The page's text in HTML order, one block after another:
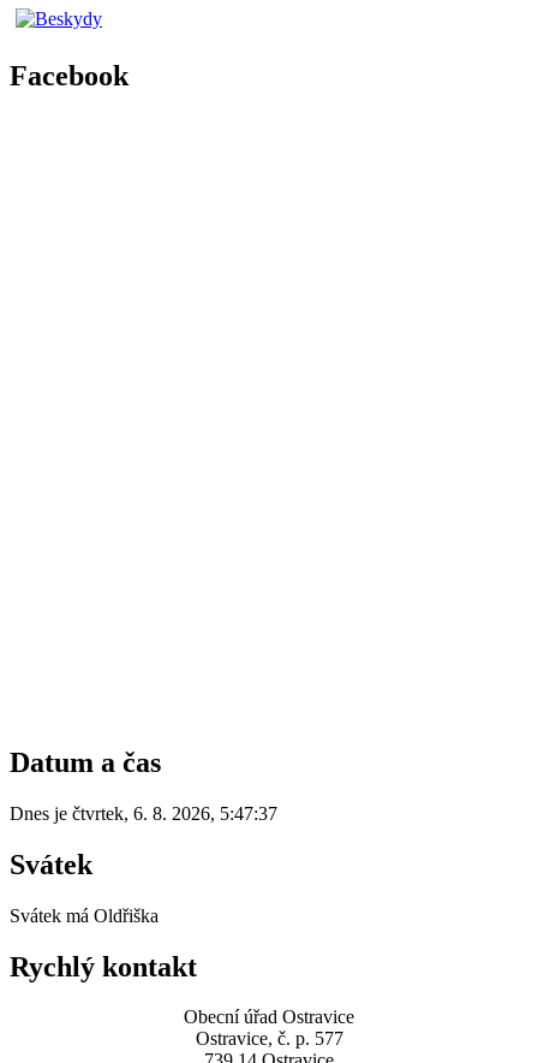
Facebook
Datum a čas
Dnes je čtvrtek, 6. 8. 2026, 5:47:37
Svátek
Svátek má Oldřiška
Rychlý kontakt
Obecní úřad Ostravice
Ostravice, č. p. 577